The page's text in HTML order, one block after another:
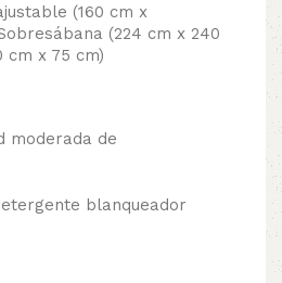
(160 cm x
(224 cm x 240
cm x 75 cm)
moderada de
blanqueador